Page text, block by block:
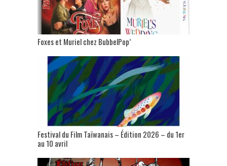
Foxes et Muriel chez BubbelPop’
Festival du Film Taïwanais – Édition 2026 – du 1er
au 10 avril